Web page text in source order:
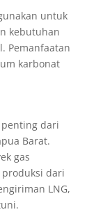
untuk
kebutuhan
Pemanfaatan
karbonat
dari
Barat.
gas
dari
LNG,